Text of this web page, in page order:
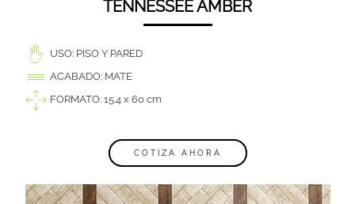
TENNESSEE AMBER
USO: PISO Y PARED
ACABADO: MATE
FORMATO: 15.4 x 60 cm
COTIZA AHORA